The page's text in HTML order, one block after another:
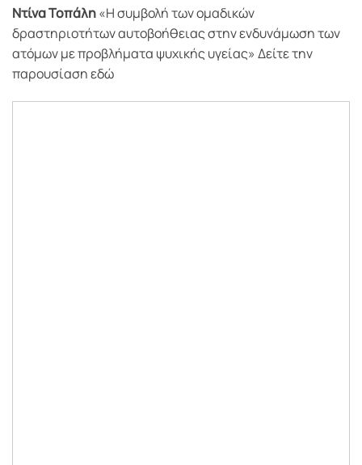
Ντίνα Τοπάλη«Η συμβολή των ομαδικών
δραστηριοτήτων αυτοβοήθειας στην ενδυνάμωση των
ατόμων με προβλήματα ψυχικής υγείας» Δείτε την
παρουσίαση εδώ